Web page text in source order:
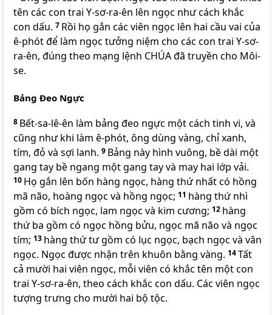
tên các con trai Y-sơ-ra-ên lên ngọc như cách khắc
con dấu. 7 Rồi họ gắn các viên ngọc lên hai cầu vai của
ê-phót để làm ngọc tưởng niệm cho các con trai Y-sơ-
ra-ên, đúng theo mạng lệnh CHÚAđã truyền cho Môi-
se.
Bảng Đeo Ngực
8 Bết-sa-lê-ên làm bảng đeo ngực một cách tinh vi, và
cũng như khi làm ê-phót, ông dùng vàng, chỉ xanh,
tím, đỏ và sợi lanh. 9 Bảng này hình vuông, bề dài một
gang tay bề ngang một gang tay và may hai lớp vải.
10 Họ gắn lên bốn hàng ngọc, hàng thứ nhất có hồng
mã não, hoàng ngọc và hồng ngọc; 11 hàng thứ nhì
gồm có bích ngọc, lam ngọc và kim cương; 12 hàng
thứ ba gồm có ngọc hồng bửu, ngọc mã não và ngọc
tím; 13 hàng thứ tư gồm có lục ngọc, bạch ngọc và vân
ngọc. Ngọc được nhận trên khuôn bằng vàng. 14Tất
cả mười hai viên ngọc, mỗi viên có khắc tên một con
trai Y-sơ-ra-ên, theo cách khắc con dấu. Các viên ngọc
tượng trưng cho mười hai bộ tộc.